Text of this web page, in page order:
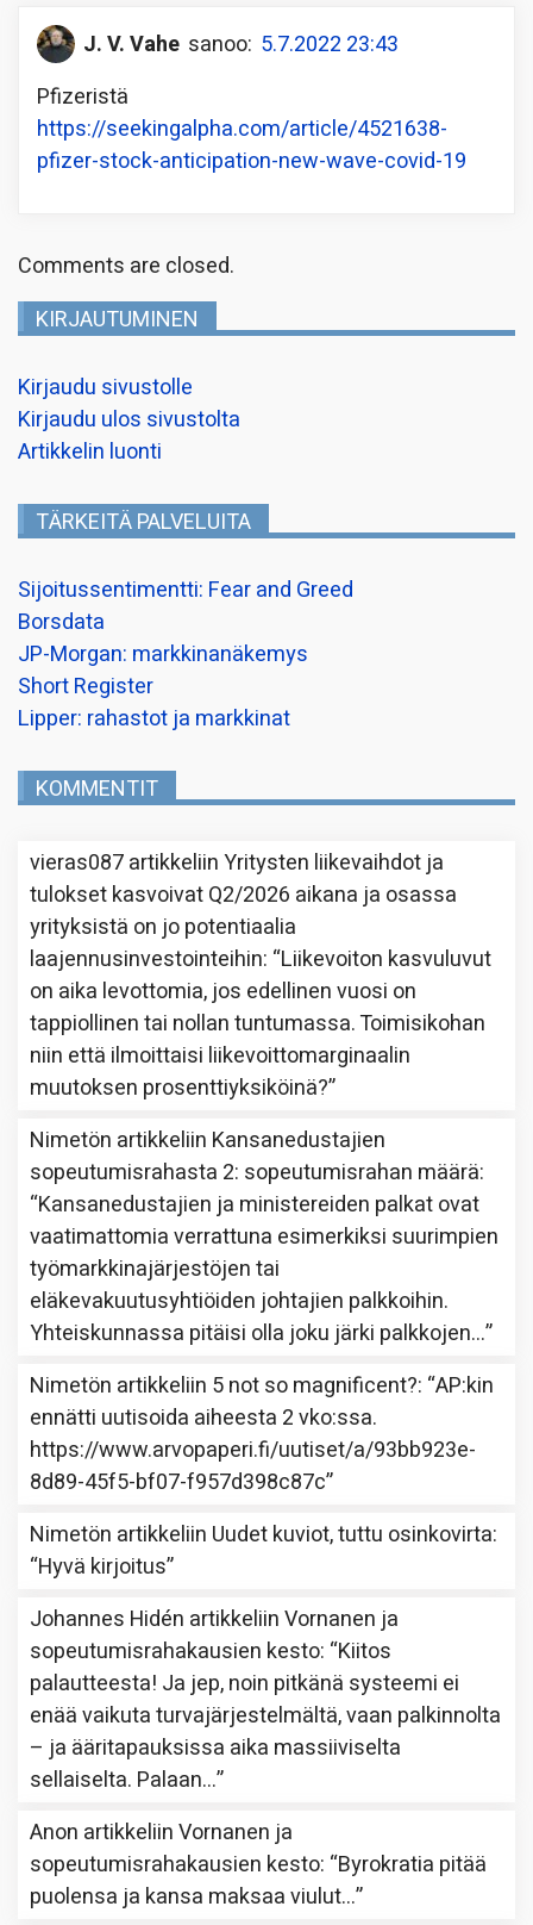
J. V. Vahe sanoo: 5.7.2022 23:43
Pfizeristä
https://seekingalpha.com/article/4521638-
pfizer-stock-anticipation-new-wave-covid-19
Comments are closed.
KIRJAUTUMINEN
Kirjaudu sivustolle
Kirjaudu ulos sivustolta
Artikkelin luonti
TÄRKEITÄ PALVELUITA
Sijoitussentimentti: Fear and Greed
Borsdata
JP-Morgan: markkinanäkemys
Short Register
Lipper: rahastot ja markkinat
KOMMENTIT
vieras087artikkeliinYritysten liikevaihdot ja
tulokset kasvoivat Q2/2026 aikana ja osassa
yrityksistä on jo potentiaalia
laajennusinvestointeihin: “Liikevoiton kasvuluvut
on aika levottomia, jos edellinen vuosi on
tappiollinen tai nollan tuntumassa. Toimisikohan
niin että ilmoittaisi liikevoittomarginaalin
muutoksen prosenttiyksiköinä?”
Nimetön artikkeliin Kansanedustajien
sopeutumisrahasta 2: sopeutumisrahan määrä:
“Kansanedustajien ja ministereiden palkat ovat
vaatimattomia verrattuna esimerkiksi suurimpien
työmarkkinajärjestöjen tai
eläkevakuutusyhtiöiden johtajien palkkoihin.
Yhteiskunnassa pitäisi olla joku järki palkkojen…”
Nimetön artikkeliin 5 not so magnificent?: “AP:kin
ennätti uutisoida aiheesta 2 vko:ssa.
https://www.arvopaperi.fi/uutiset/a/93bb923e-
8d89-45f5-bf07-f957d398c87c”
Nimetön artikkeliin Uudet kuviot, tuttu osinkovirta:
“Hyvä kirjoitus”
Johannes Hidén artikkeliinVornanen ja
sopeutumisrahakausien kesto: “Kiitos
palautteesta! Ja jep, noin pitkänä systeemi ei
enää vaikuta turvajärjestelmältä, vaan palkinnolta
– ja ääritapauksissa aika massiiviselta
sellaiselta. Palaan…”
Anon artikkeliinVornanen ja
sopeutumisrahakausien kesto: “Byrokratia pitää
puolensa ja kansa maksaa viulut…”